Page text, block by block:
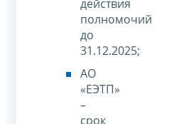
действия
полномочий
до
31.12.2025;
АО
«ЕЭТП»
–
срок